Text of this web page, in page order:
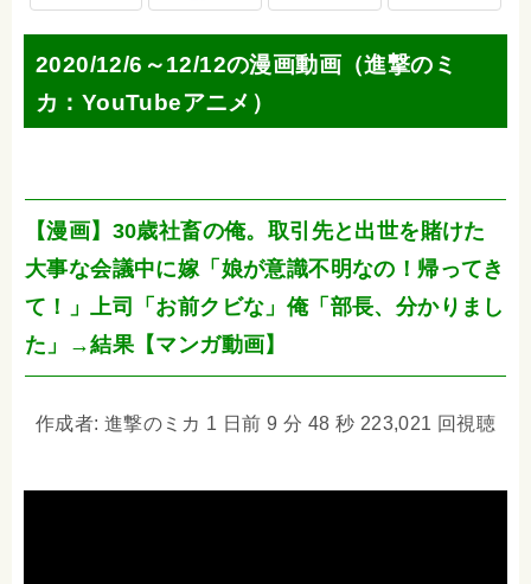
2020/12/6～12/12の漫画動画（進撃のミ
カ：YouTubeアニメ）
【漫画】30歳社畜の俺。取引先と出世を賭けた
大事な会議中に嫁「娘が意識不明なの！帰ってき
て！」上司「お前クビな」俺「部長、分かりまし
た」→結果【マンガ動画】
作成者: 進撃のミカ 1 日前 9 分 48 秒 223,021 回視聴